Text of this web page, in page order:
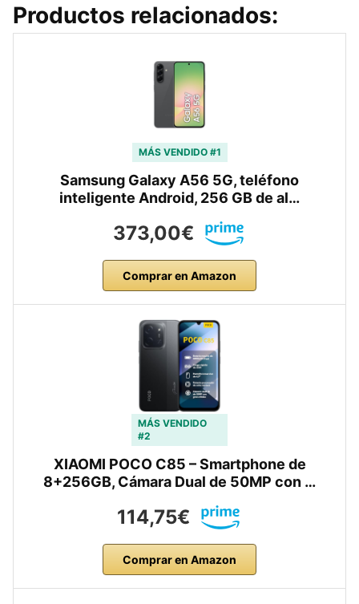
Productos relacionados:
MÁS VENDIDO #1
Samsung Galaxy A56 5G, teléfono
inteligente Android, 256 GB de al…
373,00€
Comprar en Amazon
MÁS VENDIDO
#2
XIAOMI POCO C85 – Smartphone de
8+256GB, Cámara Dual de 50MP con …
114,75€
Comprar en Amazon